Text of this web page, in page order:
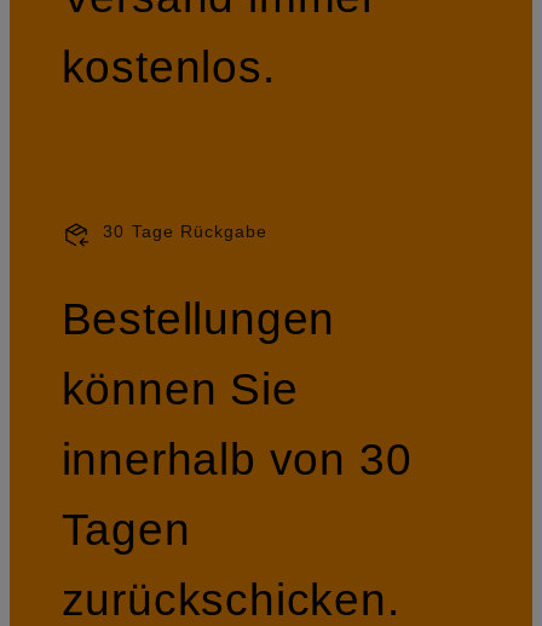
kostenlos.
30 Tage Rückgabe
Bestellungen
können Sie
innerhalb von 30
Tagen
zurückschicken.